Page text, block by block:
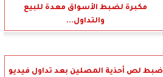
مكبرة لضبط الأسواق معدة للبيع
والتداول...
ضبط لص أحذية المصلين بعد تداول فيديو